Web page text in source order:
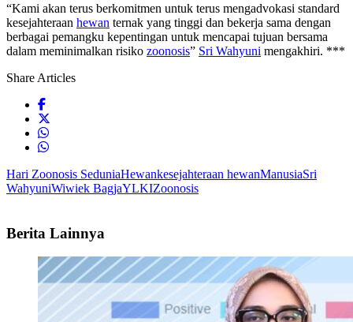
“Kami akan terus berkomitmen untuk terus mengadvokasi standard
kesejahteraan hewan ternak yang tinggi dan bekerja sama dengan
berbagai pemangku kepentingan untuk mencapai tujuan bersama
dalam meminimalkan risiko zoonosis” Sri Wahyuni mengakhiri. ***
Share Articles
Hari Zoonosis SeduniaHewankesejahteraan hewanManusiaSri
WahyuniWiwiek BagjaYLKIZoonosis
Berita Lainnya